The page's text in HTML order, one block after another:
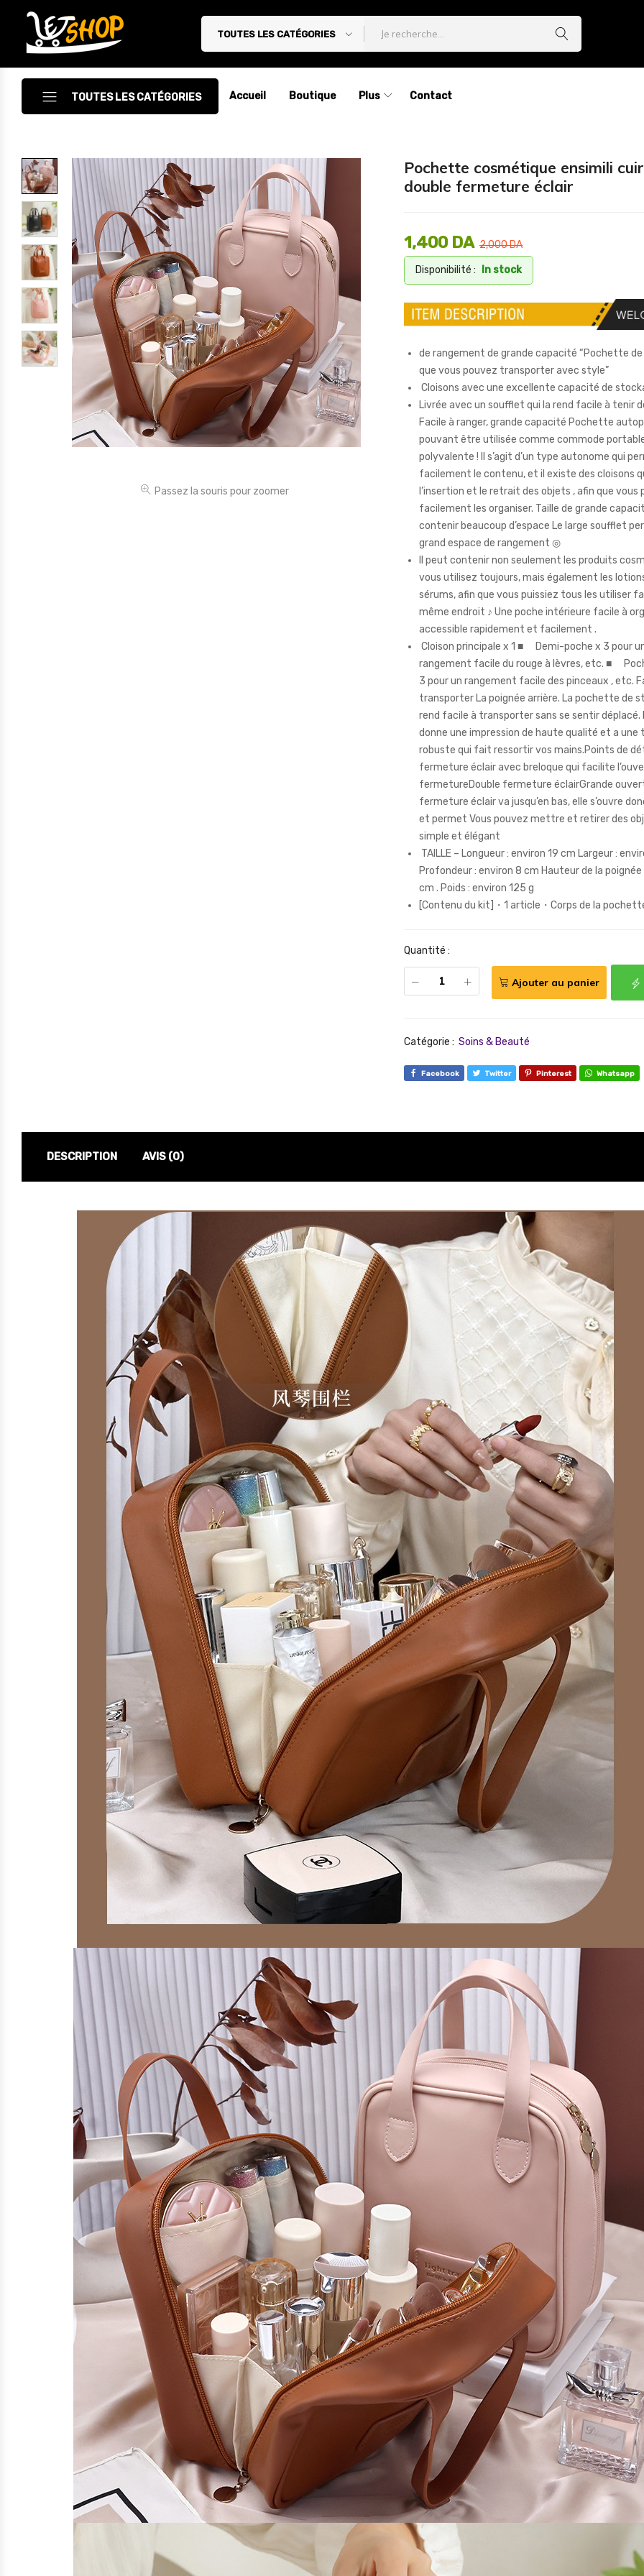
Letshop.dz
TOUTES LES CATÉGORIES
TOUTES LES CATÉGORIES
Accessoires
Accessoires Auto/Moto
Accessoires PC
Camping & Randonnée
Cuisine
Décoration
Electroménager
Électronique
Jouets
Maternité
Outillages & Bricolage
Accueil Boutique Plus Contact
Passez la souris pour zoomer
Pochette cosmétique ensimili
double fermeture éclair
2,000DA
1,400 DA
Disponibilité : In stock
de rangement de grande capacité “Pochette de
que vous pouvez transporter avec style”
Cloisons avec une excellente capacité de
Livrée avec un soufflet qui la rend facile à tenir
Facile à ranger, grande capacité Pochette
pouvant être utilisée comme commode
polyvalente ! Il s’agit d’un type autonome qui
facilement le contenu, et il existe des cloisons
l’insertion et le retrait des objets , afin que vous
facilement les organiser. Taille de grande
contenir beaucoup d’espace Le large soufflet
grand espace de rangement ◎
Il peut contenir non seulement les produits
vous utilisez toujours, mais également les
sérums, afin que vous puissiez tous les utiliser
même endroit ♪ Une poche intérieure facile à
accessible rapidement et facilement .
Cloison principale x 1 ■ Demi-poche x 3 pour
rangement facile du rouge à lèvres, etc. ■
3 pour un rangement facile des pinceaux , etc.
transporter La poignée arrière. La pochette de
rend facile à transporter sans se sentir déplacé.
donne une impression de haute qualité et a une
robuste qui fait ressortir vos mains.Points de
fermeture éclair avec breloque qui facilite
fermetureDouble fermeture éclairGrande
fermeture éclair va jusqu’en bas, elle s’ouvre
et permet Vous pouvez mettre et retirer des
simple et élégant
TAILLE – Longueur : environ 19 cm Largeur :
Profondeur : environ 8 cm Hauteur de la poignée
cm . Poids : environ 125 g
[Contenu du kit]・1 article・Corps de la
Quantité :
Ajouter au panier
Catégorie : Soins & Beauté
Facebook Twitter Pinterest Whatsapp
DESCRIPTION AVIS (0)